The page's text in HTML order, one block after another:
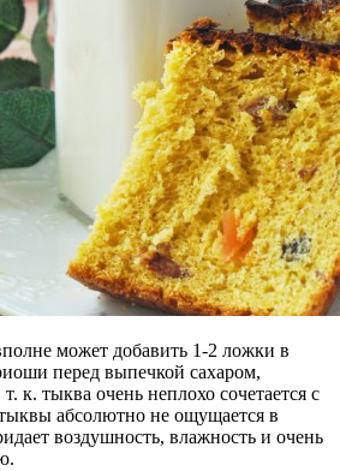
может добавить 1-2 ложки в
перед выпечкой сахаром,
к. тыква очень неплохо сочетается с
абсолютно не ощущается в
воздушность, влажность и очень